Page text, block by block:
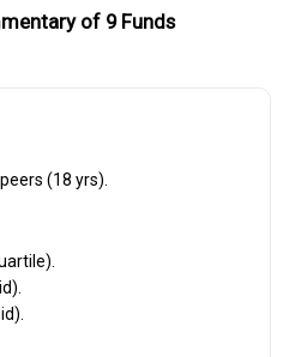
of 9 Funds
(18 yrs).